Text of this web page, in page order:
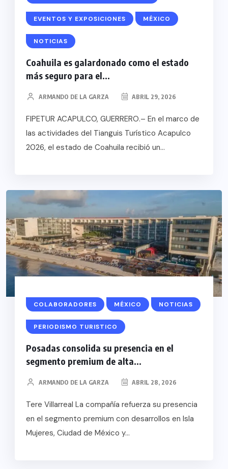
EVENTOS Y EXPOSICIONES MÉXICO
NOTICIAS
Coahuila es galardonado como el estado
más seguro para el...
ARMANDO DE LA GARZA ABRIL 29, 2026
FIPETUR ACAPULCO, GUERRERO.– En el marco de
las actividades del Tianguis Turístico Acapulco
2026, el estado de Coahuila recibió un...
COLABORADORES MÉXICO NOTICIAS
PERIODISMO TURISTICO
Posadas consolida su presencia en el
segmento premium de alta...
ARMANDO DE LA GARZA ABRIL 28, 2026
Tere Villarreal La compañía refuerza su presencia
en el segmento premium con desarrollos en Isla
Mujeres, Ciudad de México y...